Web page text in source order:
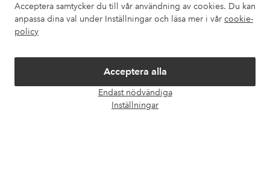
Acceptera samtycker du till vår användning av cookies. Du kan
anpassa dina val under Inställningar och läsa mer i vår cookie-
policy
Acceptera alla
Endast nödvändiga
Inställningar
Om Ellos
Villkor